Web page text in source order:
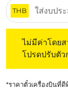
THB
ไม่มีค่าโดย
โปรดปรับตั
*ราคาตั๋วเครื่องบินที่